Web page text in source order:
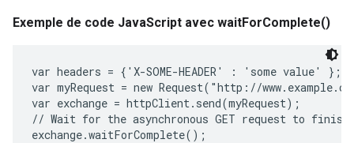
Exemple de code JavaScript avec waitForComplete()
var headers = {'X-SOME-HEADER' : 'some value' };
var myRequest = new Request("http://
var exchange = httpClient.send(myRequest);
// Wait for the asynchronous GET request to finish
exchange.waitForComplete();